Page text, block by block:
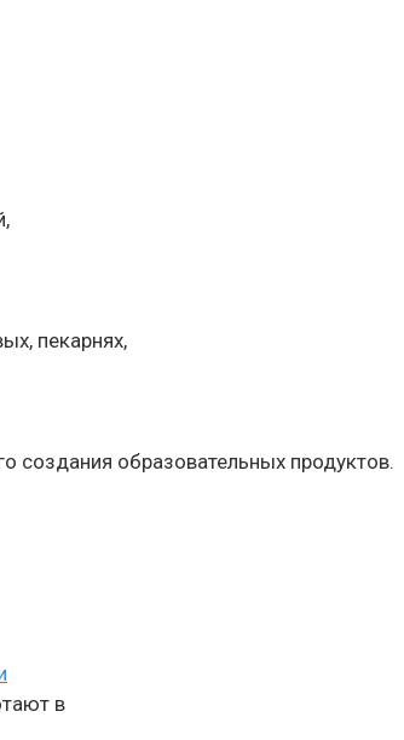
пекарнях,
создания образовательных продуктов.
в